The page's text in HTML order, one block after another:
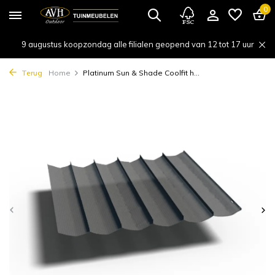
0
9 augustus koopzondag alle filialen geopend van 12 tot 17 uur
Terug Home Platinum Sun & Shade Coolfit h...